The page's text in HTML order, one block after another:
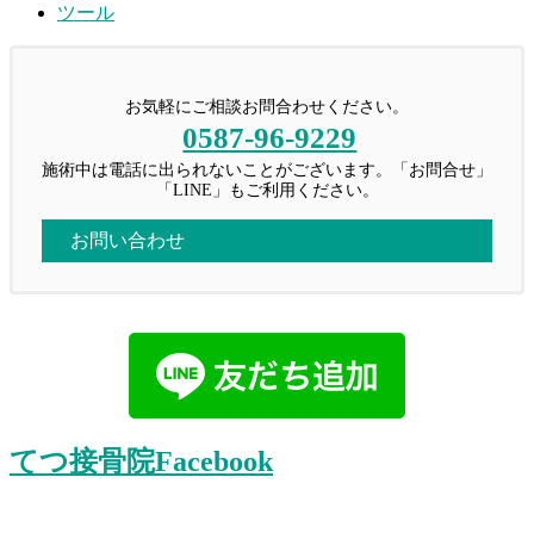
ツール
お気軽にご相談お問合わせください。
0587-96-9229
施術中は電話に出られないことがございます。「お問合せ」
「LINE」もご利用ください。
お問い合わせ
てつ接骨院Facebook